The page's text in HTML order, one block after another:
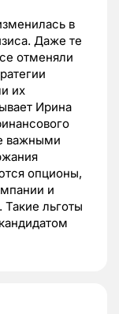
в
Даже те
отменяли
их
Ирина
важными
опционы,
и
льготы